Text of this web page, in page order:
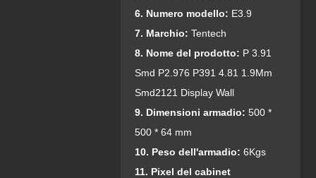
6. Numero modello: E3.9
7. Marchio: Tentech
8. Nome del prodotto: P 3.91
Smd P2.976 P391 4.81 1.9Mm
Smd2121 Display Wall
9. Dimensioni armadio: 500 *
500 * 64 mm
10. Peso dell'armadio: 6Kgs
11. Pixel del cabinet